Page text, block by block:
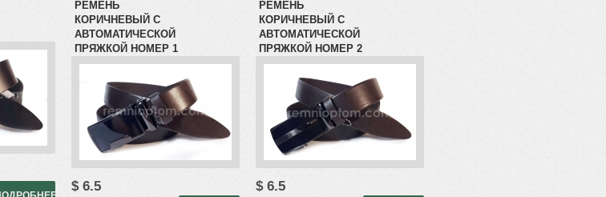
РЕМЕНЬ
КОРИЧНЕВЫЙ С
АВТОМАТИЧЕСКОЙ
ПРЯЖКОЙ НОМЕР 1
$ 6.5
РЕМЕНЬ
КОРИЧНЕВЫЙ С
АВТОМАТИЧЕСКОЙ
ПРЯЖКОЙ НОМЕР 2
$ 6.5